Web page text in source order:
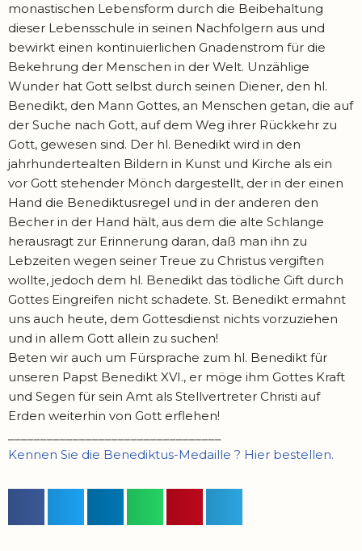
monastischen Lebensform durch die Beibehaltung
dieser Lebensschule in seinen Nachfolgern aus und
bewirkt einen kontinuierlichen Gnadenstrom für die
Bekehrung der Menschen in der Welt. Unzählige
Wunder hat Gott selbst durch seinen Diener, den hl.
Benedikt, den Mann Gottes, an Menschen getan, die auf
der Suche nach Gott, auf dem Weg ihrer Rückkehr zu
Gott, gewesen sind. Der hl. Benedikt wird in den
jahrhundertealten Bildern in Kunst und Kirche als ein
vor Gott stehender Mönch dargestellt, der in der einen
Hand die Benediktusregel und in der anderen den
Becher in der Hand hält, aus dem die alte Schlange
herausragt zur Erinnerung daran, daß man ihn zu
Lebzeiten wegen seiner Treue zu Christus vergiften
wollte, jedoch dem hl. Benedikt das tödliche Gift durch
Gottes Eingreifen nicht schadete. St. Benedikt ermahnt
uns auch heute, dem Gottesdienst nichts vorzuziehen
und in allem Gott allein zu suchen!
Beten wir auch um Fürsprache zum hl. Benedikt für
unseren Papst Benedikt XVI., er möge ihm Gottes Kraft
und Segen für sein Amt als Stellvertreter Christi auf
Erden weiterhin von Gott erflehen!
Kennen Sie die Benediktus-Medaille ? Hier bestellen.